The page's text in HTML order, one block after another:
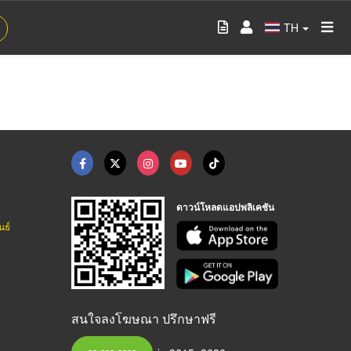
TH
ธ์
ดาวน์โหลดแอปพลิเคชัน
สนใจลงโฆษณา ปรึกษาฟรี